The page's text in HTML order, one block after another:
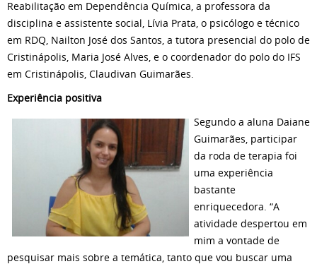
Reabilitação em Dependência Química, a professora da
disciplina e assistente social, Lívia Prata, o psicólogo e técnico
em RDQ, Nailton José dos Santos, a tutora presencial do polo de
Cristinápolis, Maria José Alves, e o coordenador do polo do IFS
em Cristinápolis, Claudivan Guimarães.
Experiência positiva
Segundo a aluna Daiane
Guimarães, participar
da roda de terapia foi
uma experiência
bastante
enriquecedora. “A
atividade despertou em
mim a vontade de
pesquisar mais sobre a temática, tanto que vou buscar uma